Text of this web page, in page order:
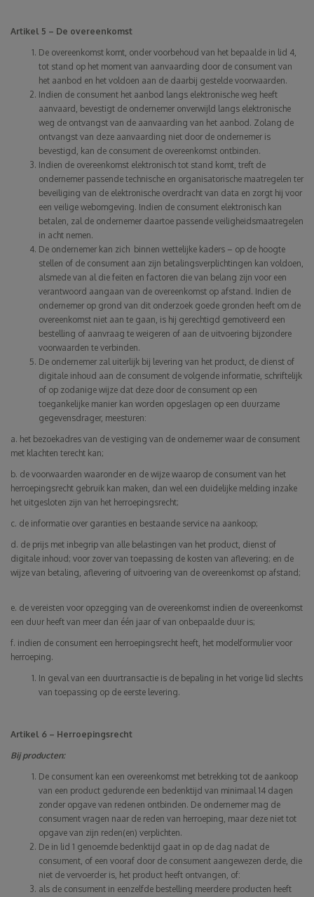
Artikel 5 – De overeenkomst
De overeenkomst komt, onder voorbehoud van het bepaalde in lid 4,
tot stand op het moment van aanvaarding door de consument van
het aanbod en het voldoen aan de daarbij gestelde voorwaarden.
Indien de consument het aanbod langs elektronische weg heeft
aanvaard, bevestigt de ondernemer onverwijld langs elektronische
weg de ontvangst van de aanvaarding van het aanbod. Zolang de
ontvangst van deze aanvaarding niet door de ondernemer is
bevestigd, kan de consument de overeenkomst ontbinden.
Indien de overeenkomst elektronisch tot stand komt, treft de
ondernemer passende technische en organisatorische maatregelen ter
beveiliging van de elektronische overdracht van data en zorgt hij voor
een veilige webomgeving. Indien de consument elektronisch kan
betalen, zal de ondernemer daartoe passende veiligheidsmaatregelen
in acht nemen.
De ondernemer kan zich binnen wettelijke kaders – op de hoogte
stellen of de consument aan zijn betalingsverplichtingen kan voldoen,
alsmede van al die feiten en factoren die van belang zijn voor een
verantwoord aangaan van de overeenkomst op afstand. Indien de
ondernemer op grond van dit onderzoek goede gronden heeft om de
overeenkomst niet aan te gaan, is hij gerechtigd gemotiveerd een
bestelling of aanvraag te weigeren of aan de uitvoering bijzondere
voorwaarden te verbinden.
De ondernemer zal uiterlijk bij levering van het product, de dienst of
digitale inhoud aan de consument de volgende informatie, schriftelijk
of op zodanige wijze dat deze door de consument op een
toegankelijke manier kan worden opgeslagen op een duurzame
gegevensdrager, meesturen:
a. het bezoekadres van de vestiging van de ondernemer waar de consument
met klachten terecht kan;
b. de voorwaarden waaronder en de wijze waarop de consument van het
herroepingsrecht gebruik kan maken, dan wel een duidelijke melding inzake
het uitgesloten zijn van het herroepingsrecht;
c. de informatie over garanties en bestaande service na aankoop;
d. de prijs met inbegrip van alle belastingen van het product, dienst of
digitale inhoud; voor zover van toepassing de kosten van aflevering; en de
wijze van betaling, aflevering of uitvoering van de overeenkomst op afstand;
e. de vereisten voor opzegging van de overeenkomst indien de overeenkomst
een duur heeft van meer dan één jaar of van onbepaalde duur is;
f. indien de consument een herroepingsrecht heeft, het modelformulier voor
herroeping.
In geval van een duurtransactie is de bepaling in het vorige lid slechts
van toepassing op de eerste levering.
Artikel 6 – Herroepingsrecht
Bij producten:
De consument kan een overeenkomst met betrekking tot de aankoop
van een product gedurende een bedenktijd van minimaal 14 dagen
zonder opgave van redenen ontbinden. De ondernemer mag de
consument vragen naar de reden van herroeping, maar deze niet tot
opgave van zijn reden(en) verplichten.
De in lid 1 genoemde bedenktijd gaat in op de dag nadat de
consument, of een vooraf door de consument aangewezen derde, die
niet de vervoerder is, het product heeft ontvangen, of:
als de consument in eenzelfde bestelling meerdere producten heeft